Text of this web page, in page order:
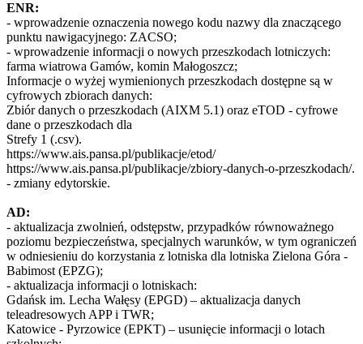
ENR:
- wprowadzenie oznaczenia nowego kodu nazwy dla znaczącego
punktu nawigacyjnego: ZACSO;
- wprowadzenie informacji o nowych przeszkodach lotniczych:
farma wiatrowa Gamów, komin Małogoszcz;
Informacje o wyżej wymienionych przeszkodach dostępne są w
cyfrowych zbiorach danych:
Zbiór danych o przeszkodach (AIXM 5.1) oraz eTOD - cyfrowe
dane o przeszkodach dla
Strefy 1 (.csv).
https://www.ais.pansa.pl/publikacje/etod/
https://www.ais.pansa.pl/publikacje/zbiory-danych-o-przeszkodach/.
- zmiany edytorskie.
AD:
- aktualizacja zwolnień, odstępstw, przypadków równoważnego
poziomu bezpieczeństwa, specjalnych warunków, w tym ograniczeń
w odniesieniu do korzystania z lotniska dla lotniska Zielona Góra -
Babimost (EPZG);
- aktualizacja informacji o lotniskach:
Gdańsk im. Lecha Wałęsy (EPGD) – aktualizacja danych
teleadresowych APP i TWR;
Katowice - Pyrzowice (EPKT) – usunięcie informacji o lotach